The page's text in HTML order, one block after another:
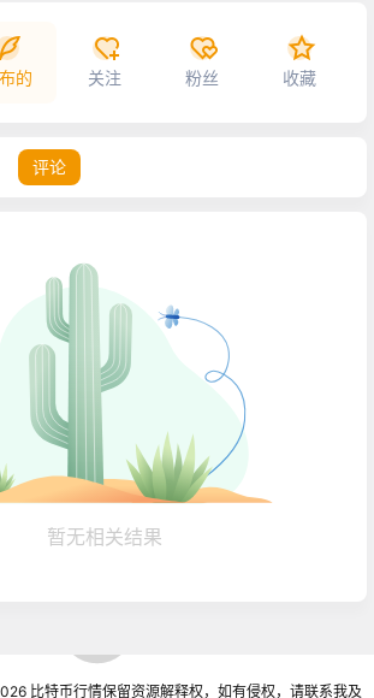
的 关注 粉丝 收藏
评论
暂无相关结果
比特币行情保留资源解释权，如有侵权，请联系我及